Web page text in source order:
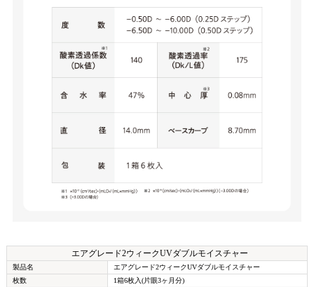
エアグレード2ウィークUVダブルモイスチャー
製品名
エアグレード2ウィークUVダブルモイスチャー
枚数
1箱6枚入(片眼3ヶ月分)